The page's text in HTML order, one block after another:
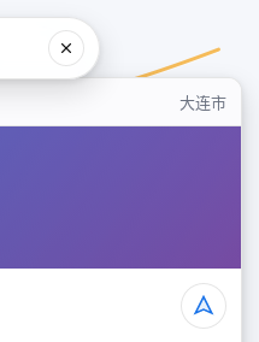
大连市